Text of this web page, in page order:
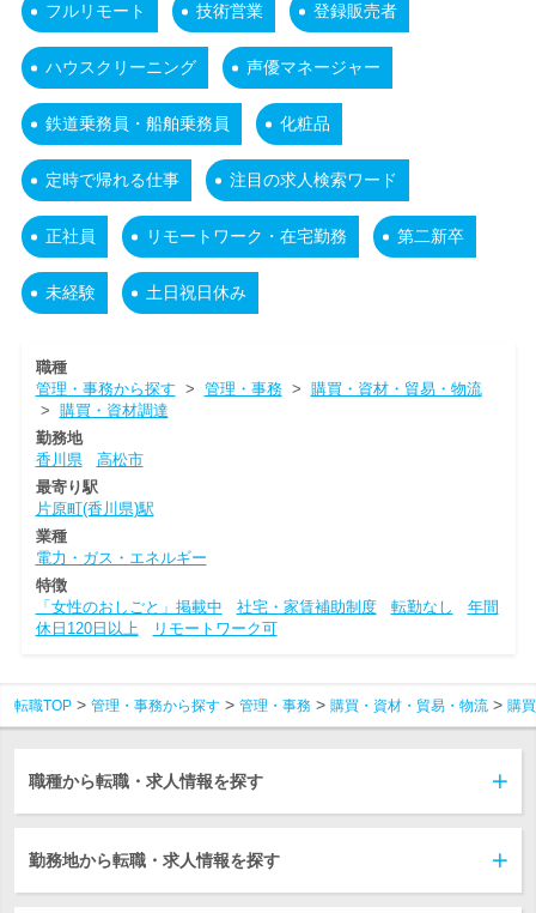
フルリモート 技術営業 登録販売者
ハウスクリーニング 声優マネージャー
鉄道乗務員・船舶乗務員 化粧品
定時で帰れる仕事 注目の求人検索ワード
正社員 リモートワーク・在宅勤務 第二新卒
未経験 土日祝日休み
職種
管理・事務から探す > 管理・事務> 購買・資材・貿易・物流
> 購買・資材調達
勤務地
香川県
高松市
最寄り駅
片原町(香川県)駅
業種
電力・ガス・エネルギー
特徴
「女性のおしごと」掲載中
社宅・家賃補助制度 転勤なし
年間
休日120日以上
リモートワーク可
転職TOP 管理・事務から探す 管理・事務 購買・資材・貿易・物流 購
職種から転職・求人情報を探す
勤務地から転職・求人情報を探す